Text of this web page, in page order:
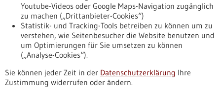
Nach oben
Informiert bleiben
Youtube-Videos oder Google Maps-Navigation zugänglich
zu machen („Drittanbieter-Cookies“)
Statistik- und Tracking-Tools betreiben zu können um zu
verstehen, wie Seitenbesucher die Website benutzen und
um Optimierungen für Sie umsetzen zu können
(„Analyse-Cookies“).
Sie können jeder Zeit in der Datenschutzerklärung Ihre
Zustimmung widerrufen oder ändern.